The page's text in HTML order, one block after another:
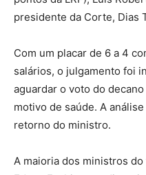
presidente da Corte, Dias
Com um placar de 6 a 4
salários, o julgamento foi
aguardar o voto do
motivo de saúde. A
retorno do ministro.
A maioria dos ministros